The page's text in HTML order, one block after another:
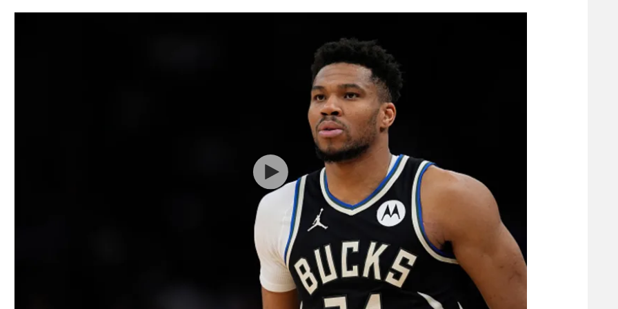
מדיניות פרטיות
תקנון פעילות ספורט 1
רשיון להקרנה פומבית לבית עסק
הצטרפות לחבילת הערוצים
לוח דרושים – ג'ובנט
הפועל תל אביב
הפועל באר שבע
מכבי נתניה
בני יהודה
ליגה סינית